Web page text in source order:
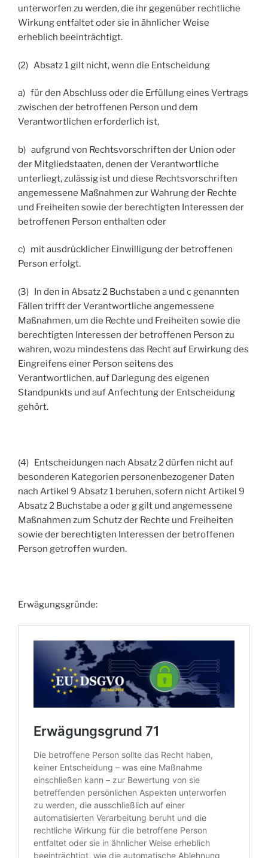
unterworfen zu werden, die ihr gegenüber rechtliche
Wirkung entfaltet oder sie in ähnlicher Weise
erheblich beeinträchtigt.
(2) Absatz 1 gilt nicht, wenn die Entscheidung
a) für den Abschluss oder die Erfüllung eines Vertrags
zwischen der betroffenen Person und dem
Verantwortlichen erforderlich ist,
b) aufgrund von Rechtsvorschriften der Union oder
der Mitgliedstaaten, denen der Verantwortliche
unterliegt, zulässig ist und diese Rechtsvorschriften
angemessene Maßnahmen zur Wahrung der Rechte
und Freiheiten sowie der berechtigten Interessen der
betroffenen Person enthalten oder
c) mit ausdrücklicher Einwilligung der betroffenen
Person erfolgt.
(3) In den in Absatz 2 Buchstaben a und c genannten
Fällen trifft der Verantwortliche angemessene
Maßnahmen, um die Rechte und Freiheiten sowie die
berechtigten Interessen der betroffenen Person zu
wahren, wozu mindestens das Recht auf Erwirkung des
Eingreifens einer Person seitens des
Verantwortlichen, auf Darlegung des eigenen
Standpunkts und auf Anfechtung der Entscheidung
gehört.
(4) Entscheidungen nach Absatz 2 dürfen nicht auf
besonderen Kategorien personenbezogener Daten
nach Artikel 9 Absatz 1 beruhen, sofern nicht Artikel 9
Absatz 2 Buchstabe a oder g gilt und angemessene
Maßnahmen zum Schutz der Rechte und Freiheiten
sowie der berechtigten Interessen der betroffenen
Person getroffen wurden.
Erwägungsgründe: